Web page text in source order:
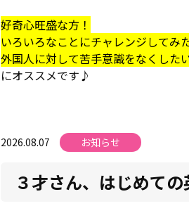
好奇心旺盛な方！
いろいろなことにチャレンジしてみ
外国人に対して苦手意識をなくした
にオススメです♪
2026.08.07 お知らせ
３才さん、はじめて